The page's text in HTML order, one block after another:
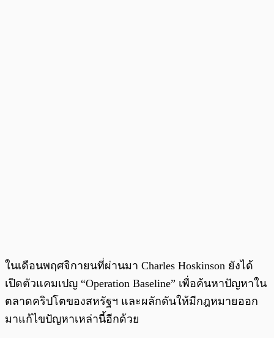
ในเดือนพฤศจิกายนที่ผ่านมา Charles Hoskinson ยังได้
เปิดตัวแคมเปญ “Operation Baseline” เพื่อค้นหาปัญหาใน
ตลาดคริปโตของสหรัฐฯ และผลักดันให้มีกฎหมายออก
มาแก้ไขปัญหาเหล่านี้อีกด้วย